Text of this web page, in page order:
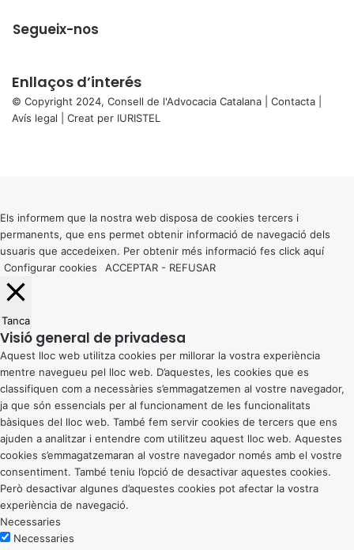
Segueix-nos
Enllaços d’interés
© Copyright 2024, Consell de l'Advocacia Catalana | Contacta
Avís legal | Creat per IURISTEL
button
Els informem que la nostra web disposa de cookies tercers i
permanents, que ens permet obtenir informació de navegació dels
usuaris que accedeixen. Per obtenir més informació fes click aquí
Configurar cookies
ACCEPTAR - REFUSAR
Tanca
Visió general de privadesa
Aquest lloc web utilitza cookies per millorar la vostra experiència
mentre navegueu pel lloc web. D’aquestes, les cookies que es
classifiquen com a necessàries s’emmagatzemen al vostre navegador,
ja que són essencials per al funcionament de les funcionalitats
bàsiques del lloc web. També fem servir cookies de tercers que ens
ajuden a analitzar i entendre com utilitzeu aquest lloc web. Aquestes
cookies s’emmagatzemaran al vostre navegador només amb el vostre
consentiment. També teniu l’opció de desactivar aquestes cookies.
Però desactivar algunes d’aquestes cookies pot afectar la vostra
experiència de navegació.
Necessaries
Necessaries